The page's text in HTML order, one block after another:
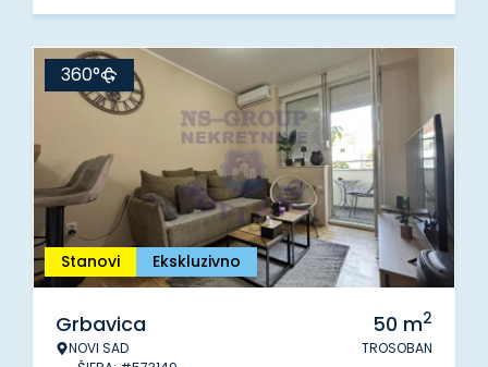
Stanovi Ekskluzivno
360°
Grbavica
NOVI SAD
50 m2
TROSOBAN